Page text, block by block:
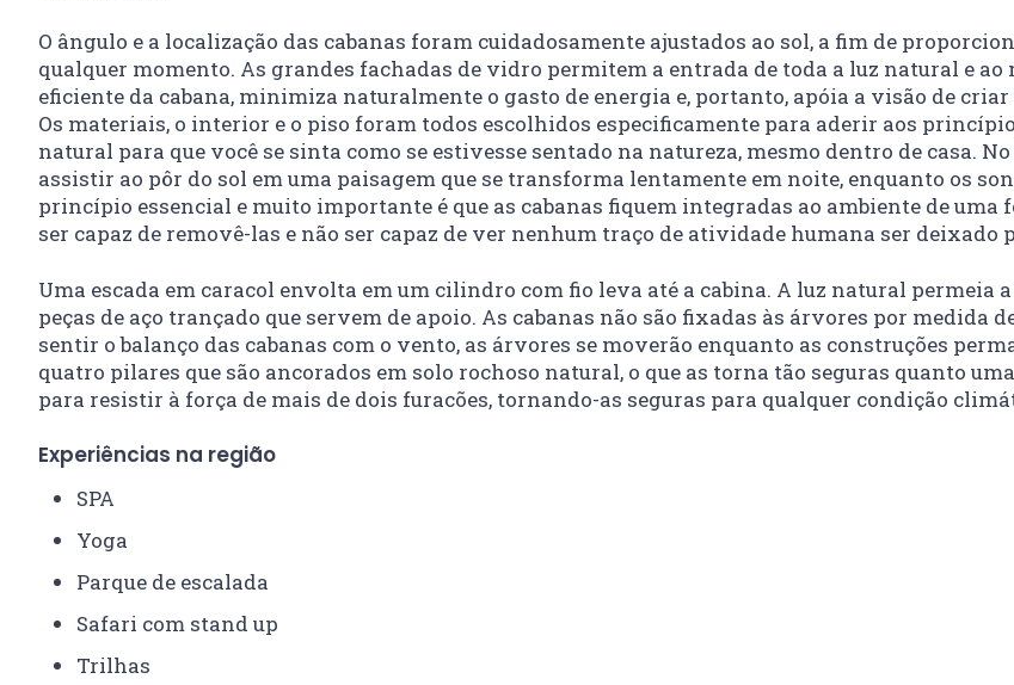
O ângulo e a localização das cabanas foram cuidadosamente ajustados ao sol, a fim de
qualquer momento. As grandes fachadas de vidro permitem a entrada de toda a luz natural e ao
eficiente da cabana, minimiza naturalmente o gasto de energia e, portanto, apóia a visão de
Os materiais, o interior e o piso foram todos escolhidos especificamente para aderir aos
natural para que você se sinta como se estivesse sentado na natureza, mesmo dentro de casa.
assistir ao pôr do sol em uma paisagem que se transforma lentamente em noite, enquanto os
princípio essencial e muito importante é que as cabanas fiquem integradas ao ambiente de uma
ser capaz de removê-las e não ser capaz de ver nenhum traço de atividade humana ser deixado
Uma escada em caracol envolta em um cilindro com fio leva até a cabina. A luz natural permeia
peças de aço trançado que servem de apoio. As cabanas não são fixadas às árvores por medida
sentir o balanço das cabanas com o vento, as árvores se moverão enquanto as construções
quatro pilares que são ancorados em solo rochoso natural, o que as torna tão seguras quanto
para resistir à força de mais de dois furacões, tornando-as seguras para qualquer condição
Experiências na região
SPA
Yoga
Parque de escalada
Safari com stand up
Trilhas